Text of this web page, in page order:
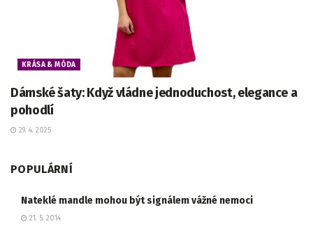
KRÁSA & MÓDA
Dámské šaty: Když vládne jednoduchost, elegance a
pohodlí
29. 4. 2025
POPULÁRNÍ
Nateklé mandle mohou být signálem vážné nemoci
21. 5. 2014